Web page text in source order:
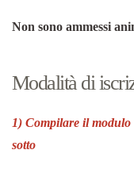
Non sono ammessi
Modalità di
1) Compilare il
sotto